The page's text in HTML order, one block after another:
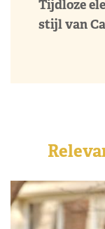
Tijdloze
stijl van